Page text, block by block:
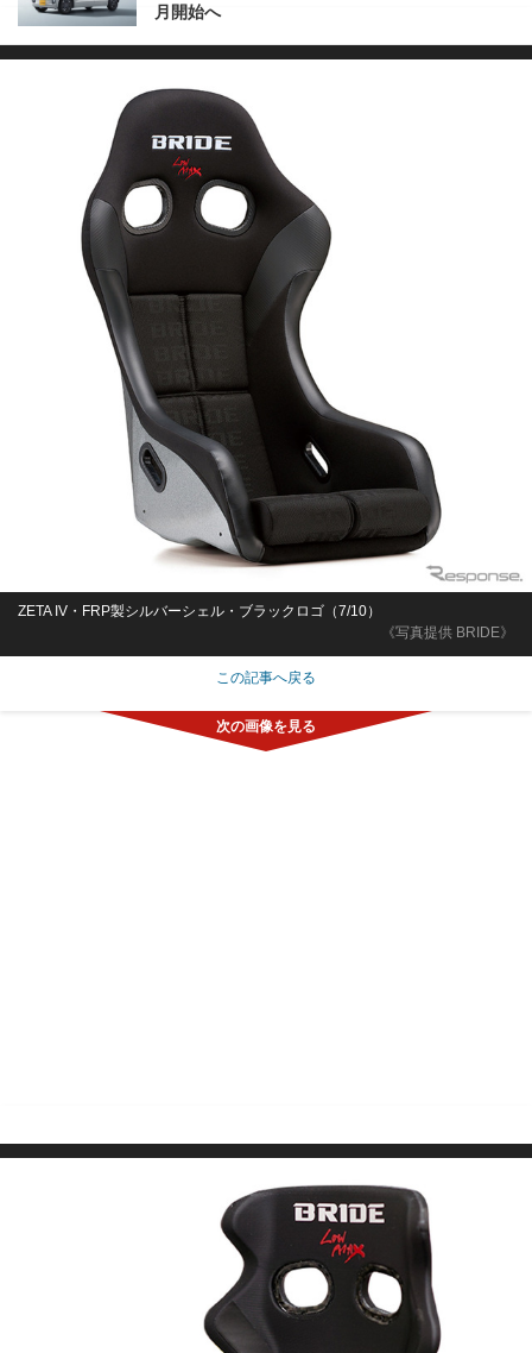
月開始へ
《写真提供 BRIDE》
ZETA IV・FRP製シルバーシェル・ブラックロゴ（7/10）
この記事へ戻る